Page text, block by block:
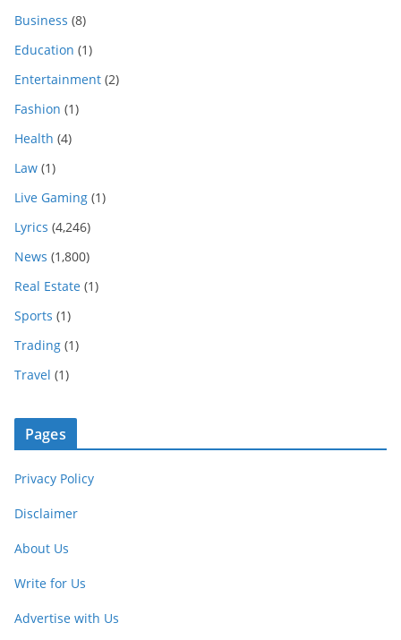
Business (8)
Education (1)
Entertainment (2)
Fashion (1)
Health (4)
Law (1)
Live Gaming (1)
Lyrics (4,246)
News (1,800)
Real Estate (1)
Sports (1)
Trading (1)
Travel (1)
Pages
Privacy Policy
Disclaimer
About Us
Write for Us
Advertise with Us